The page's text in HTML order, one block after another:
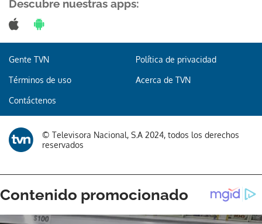
Descubre nuestras apps:
Gente TVN Política de privacidad
Términos de uso Acerca de TVN
Contáctenos
© Televisora Nacional, S.A 2024, todos los derechos
reservados